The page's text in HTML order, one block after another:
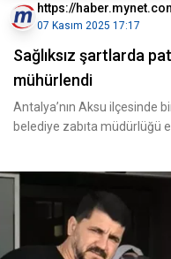
https://
07 Kasım 2025 17:17
Sağlıksız şartlarda
mühürlendi
Antalya’nın Aksu ilçesinde
belediye zabıta müdürlüğü